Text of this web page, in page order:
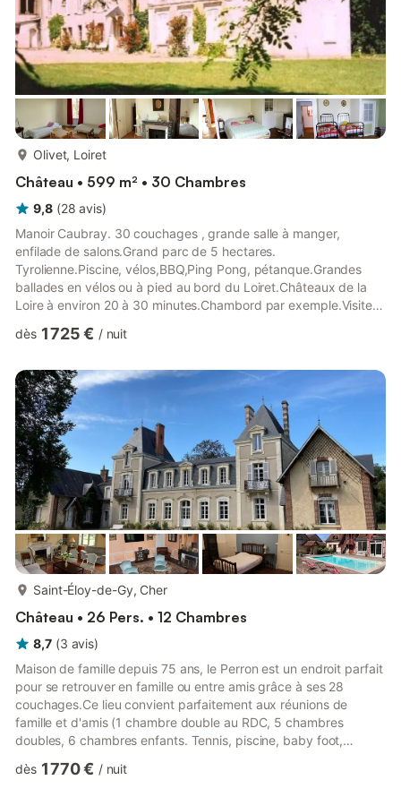
Olivet, Loiret
Château • 599 m² • 30 Chambres
9,8 (28 avis)
Manoir Caubray. 30 couchages , grande salle à manger,
enfilade de salons.Grand parc de 5 hectares.
Tyrolienne.Piscine, vélos,BBQ,Ping Pong, pétanque.Grandes
ballades en vélos ou à pied au bord du Loiret.Châteaux de la
Loire à environ 20 à 30 minutes.Chambord par exemple.Visite
dès 1 725 € / nuit
Saint-Éloy-de-Gy, Cher
Château • 26 Pers. • 12 Chambres
8,7 (3 avis)
Maison de famille depuis 75 ans, le Perron est un endroit parfait
pour se retrouver en famille ou entre amis grâce à ses 28
couchages.Ce lieu convient parfaitement aux réunions de
famille et d'amis (1 chambre double au RDC, 5 chambres
doubles, 6 chambres enfants. Tennis, piscine, baby foot,
petits et grands !Son espace piscine (non chauffée) avec préau
dès 1 770 € / nuit